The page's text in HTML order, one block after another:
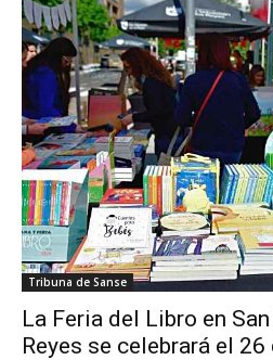
Tribuna de Sanse
La Feria del Libro en
Reyes se celebrará el 26